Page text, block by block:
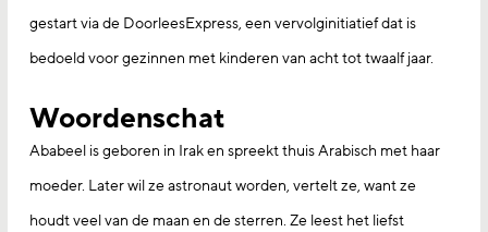
gestart via de DoorleesExpress, een vervolginitiatief dat is
bedoeld voor gezinnen met kinderen van acht tot twaalf jaar.
Woordenschat
Ababeel is geboren in Irak en spreekt thuis Arabisch met haar
moeder. Later wil ze astronaut worden, vertelt ze, want ze
houdt veel van de maan en de sterren. Ze leest het liefst